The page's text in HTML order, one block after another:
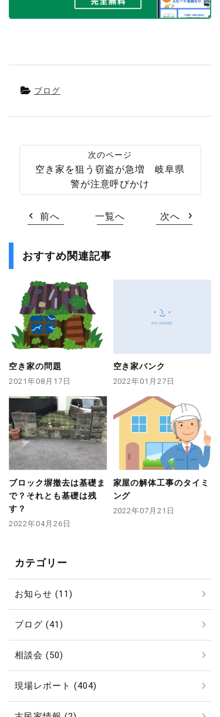
ブログ
空き家を狙う窃盗が急増 岐阜県
警が注意呼びかけ
前へ 一覧へ 次へ
おすすめ関連記事
空き家の問題
2021年08月17日
空き家バンク
2022年01月27日
ブロック塀撤去は基礎ま
で？それとも基礎は残
す？
2022年04月26日
家屋の解体工事のタイミ
ング
2022年07月21日
カテゴリー
お知らせ (11)
ブログ (41)
相談会 (50)
現場レポート (404)